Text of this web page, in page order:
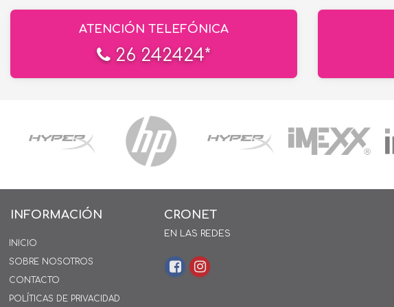
ATENCIÓN TELEFÓNICA
26 242424*
INFORMACIÓN
INICIO
SOBRE NOSOTROS
CONTACTO
POLÍTICAS DE PRIVACIDAD
CRONET
EN LAS REDES